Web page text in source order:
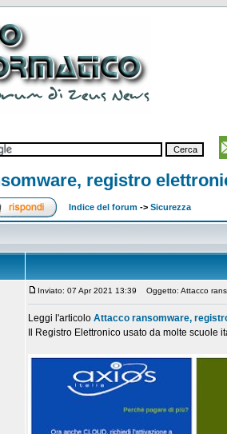
registro
Indice del forum -> Sicurezza
Inviato: 07 Apr 2021 13:39 Oggetto: Attacco
Leggi l'articolo Attacco ransomware,
Il Registro Elettronico usato da molte scuole